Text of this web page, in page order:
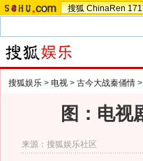
搜狐 ChinaRen
搜狐娱乐 > 电视 > 古今大战秦俑情 >
图：电
来源： 搜狐娱乐社区